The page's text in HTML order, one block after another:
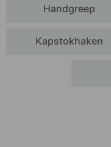
Handgreep
Kapstokhaken